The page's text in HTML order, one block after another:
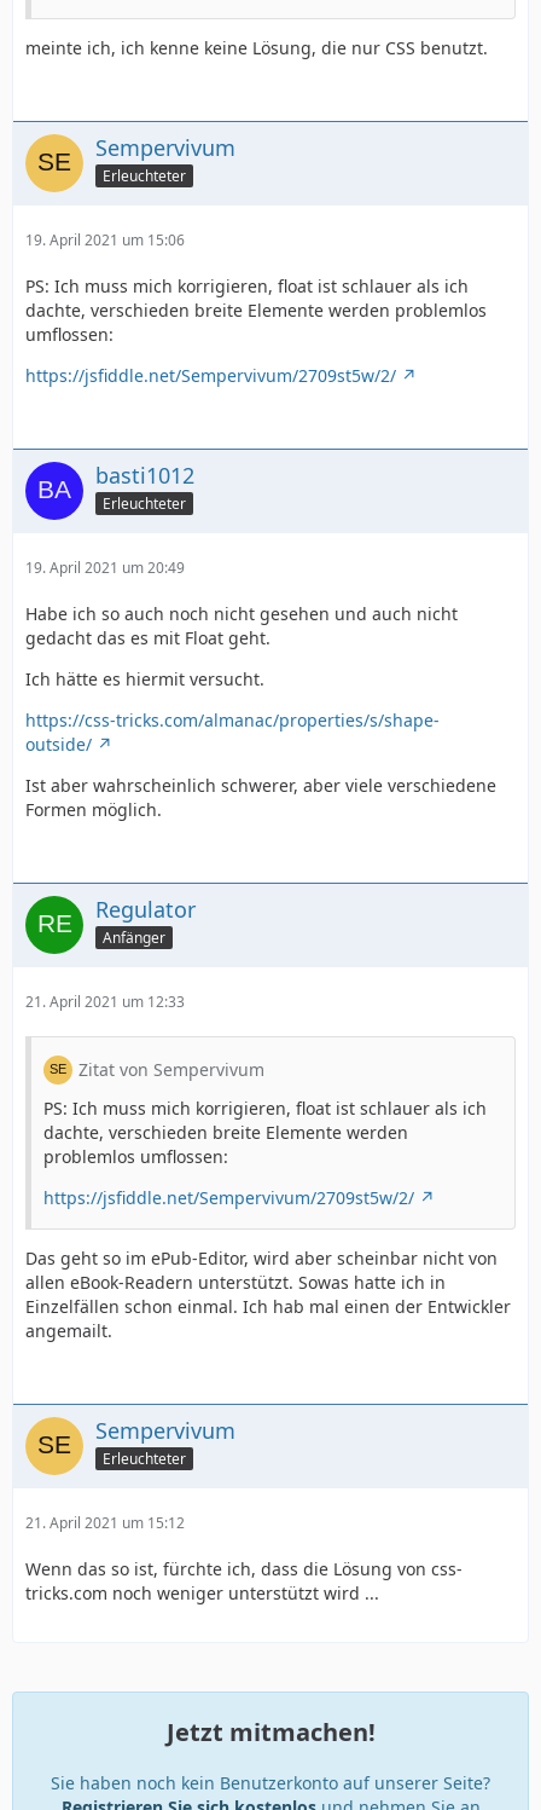
meinte ich, ich kenne keine Lösung, die nur CSS benutzt.
Sempervivum
Erleuchteter
19. April 2021 um 15:06
PS: Ich muss mich korrigieren, float ist schlauer als ich
dachte, verschieden breite Elemente werden problemlos
umflossen:
https://jsfiddle.net/Sempervivum/2709st5w/2/
basti1012
Erleuchteter
19. April 2021 um 20:49
Habe ich so auch noch nicht gesehen und auch nicht
gedacht das es mit Float geht.
Ich hätte es hiermit versucht.
https://css-tricks.com/almanac/properties/s/shape-
outside/
Ist aber wahrscheinlich schwerer, aber viele verschiedene
Formen möglich.
Regulator
Anfänger
21. April 2021 um 12:33
Zitat von Sempervivum
PS: Ich muss mich korrigieren, float ist schlauer als ich
dachte, verschieden breite Elemente werden
problemlos umflossen:
https://jsfiddle.net/Sempervivum/2709st5w/2/
Das geht so im ePub-Editor, wird aber scheinbar nicht von
allen eBook-Readern unterstützt. Sowas hatte ich in
Einzelfällen schon einmal. Ich hab mal einen der Entwickler
angemailt.
Sempervivum
Erleuchteter
21. April 2021 um 15:12
Wenn das so ist, fürchte ich, dass die Lösung von css-
tricks.com noch weniger unterstützt wird ...
Jetzt mitmachen!
Sie haben noch kein Benutzerkonto auf unserer Seite?